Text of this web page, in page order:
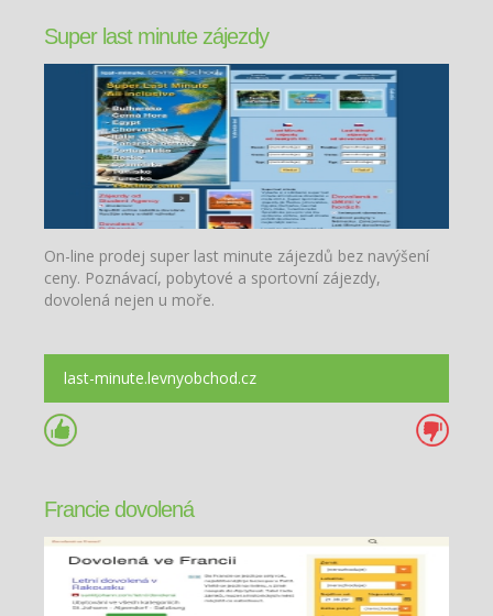
Super last minute zájezdy
On-line prodej super last minute zájezdů bez navýšení
ceny. Poznávací, pobytové a sportovní zájezdy,
dovolená nejen u moře.
last-minute.levnyobchod.cz
Francie dovolená